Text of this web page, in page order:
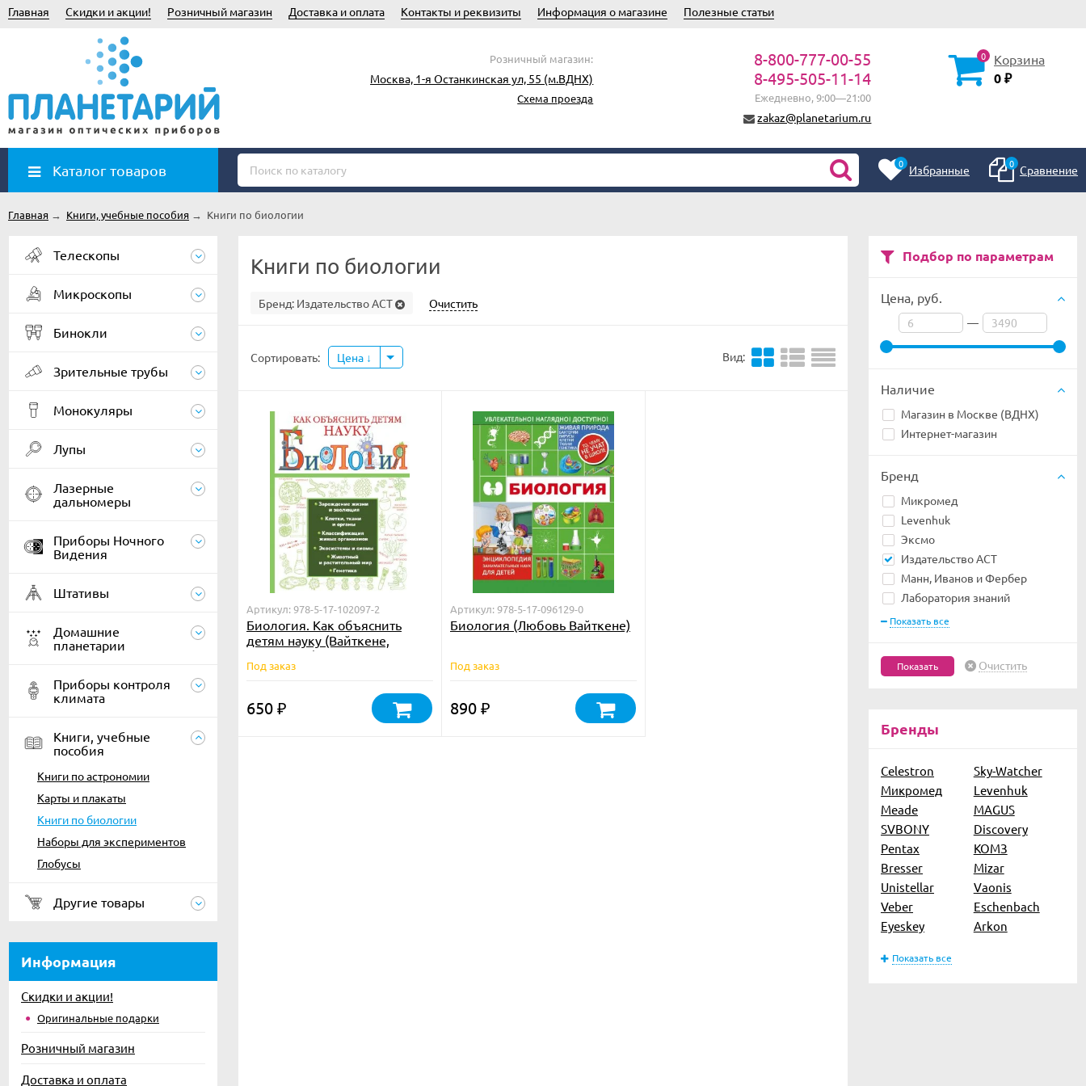
Главная Скидки и акции! Розничный магазин Доставка и оплата Контакты и реквизиты Информация о магазине Полезные статьи
Розничный магазин:
Москва, 1-я Останкинская ул, 55 (м.ВДНХ)
Схема проезда
8-800-777-00-55
8-495-505-11-14
Ежедневно, 9:00—21:00
zakaz@planetarium.ru
0 Корзина
0 ₽
Каталог товаров 0 Избранные 0 Сравнение
Главная → Книги, учебные пособия → Книги по биологии
Подбор по параметрам
Цена, руб.
—
Наличие
Магазин в Москве (ВДНХ)
Интернет-магазин
Бренд
Микромед
Levenhuk
Эксмо
Издательство АСТ
Манн, Иванов и Фербер
Лаборатория знаний
Показать все
Очистить
Бренды
Celestron
Sky-Watcher
Микромед
Levenhuk
Meade
MAGUS
SVBONY
Discovery
Pentax
КОМЗ
Bresser
Mizar
Unistellar
Vaonis
Veber
Eschenbach
Eyeskey
Arkon
Показать все
Телескопы
Микроскопы
Бинокли
Зрительные трубы
Монокуляры
Лупы
Лазерные
дальномеры
Приборы Ночного
Видения
Штативы
Домашние
планетарии
Приборы контроля
климата
Книги, учебные
пособия
Книги по астрономии
Карты и плакаты
Книги по биологии
Наборы для экспериментов
Глобусы
Другие товары
Информация
Скидки и акции!
Оригинальные подарки
Розничный магазин
Доставка и оплата
Книги по биологии
Бренд: Издательство АСТ Очистить
Сортировать: Цена Вид:
Артикул: 978-5-17-102097-2
Биология. Как объяснить
детям науку (Вайткене,
Лаворенко)
Под заказ
650 ₽
Артикул: 978-5-17-096129-0
Биология (Любовь Вайткене)
Под заказ
890 ₽